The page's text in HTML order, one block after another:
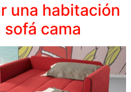
una habitación
sofá cama